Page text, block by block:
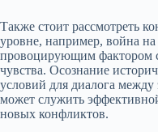
Также стоит рассмотреть
уровне, например, война на
провоцирующим фактором
чувства. Осознание
условий для диалога
может служить
новых конфликтов.